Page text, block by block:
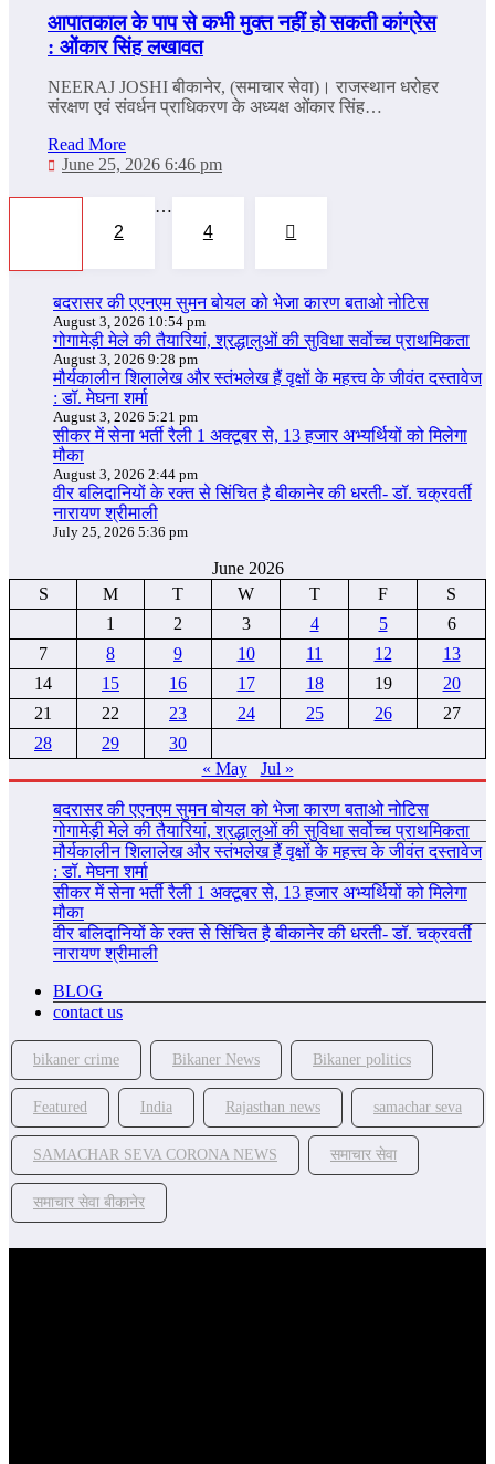
आपातकाल के पाप से कभी मुक्त नहीं हो सकती कांग्रेस
: ओंकार सिंह लखावत
NEERAJ JOSHI बीकानेर, (समाचार सेवा)। राजस्थान धरोहर
संरक्षण एवं संवर्धन प्राधिकरण के अध्यक्ष ओंकार सिंह…
Read More
June 25, 2026 6:46 pm
pagination
2
…
4
बदरासर की एएनएम सुमन बोयल को भेजा कारण बताओ नोटिस
August 3, 2026 10:54 pm
गोगामेड़ी मेले की तैयारियां, श्रद्धालुओं की सुविधा सर्वोच्च प्राथमिकता
August 3, 2026 9:28 pm
मौर्यकालीन शिलालेख और स्तंभलेख हैं वृक्षों के महत्त्व के जीवंत दस्तावेज
: डॉ. मेघना शर्मा
August 3, 2026 5:21 pm
सीकर में सेना भर्ती रैली 1 अक्टूबर से, 13 हजार अभ्यर्थियों को मिलेगा
मौका
August 3, 2026 2:44 pm
वीर बलिदानियों के रक्त से सिंचित है बीकानेर की धरती- डॉ. चक्रवर्ती
नारायण श्रीमाली
July 25, 2026 5:36 pm
June 2026
S
M T W T F
S
1
2 3 4 5
6
7
8 9 10 11 12
13
14
15 16 17 18 19
20
21
22 23 24 25 26
27
28
29
30
« May
Jul »
बदरासर की एएनएम सुमन बोयल को भेजा कारण बताओ नोटिस
गोगामेड़ी मेले की तैयारियां, श्रद्धालुओं की सुविधा सर्वोच्च प्राथमिकता
मौर्यकालीन शिलालेख और स्तंभलेख हैं वृक्षों के महत्त्व के जीवंत दस्तावेज
: डॉ. मेघना शर्मा
सीकर में सेना भर्ती रैली 1 अक्टूबर से, 13 हजार अभ्यर्थियों को मिलेगा
मौका
वीर बलिदानियों के रक्त से सिंचित है बीकानेर की धरती- डॉ. चक्रवर्ती
नारायण श्रीमाली
BLOG
contact us
bikaner crime Bikaner News Bikaner politics
Featured India Rajasthan news samachar seva
SAMACHAR SEVA CORONA NEWS समाचार सेवा
समाचार सेवा बीकानेर